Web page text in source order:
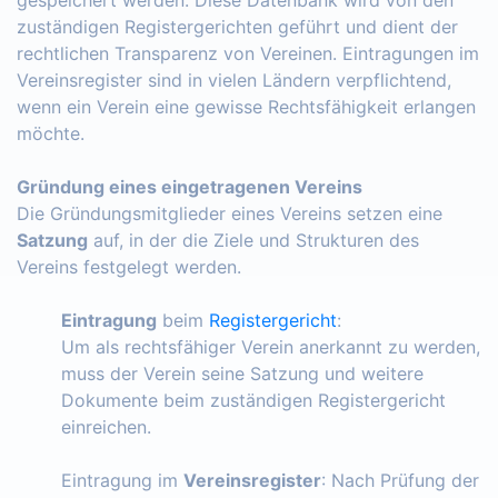
zuständigen Registergerichten geführt und dient der
rechtlichen Transparenz von Vereinen. Eintragungen im
Vereinsregister sind in vielen Ländern verpflichtend,
wenn ein Verein eine gewisse Rechtsfähigkeit erlangen
möchte.
Gründung eines eingetragenen Vereins
Die Gründungsmitglieder eines Vereins setzen eine
Satzung auf, in der die Ziele und Strukturen des
Vereins festgelegt werden.
Eintragung beim Registergericht:
Um als rechtsfähiger Verein anerkannt zu werden,
muss der Verein seine Satzung und weitere
Dokumente beim zuständigen Registergericht
einreichen.
Eintragung im Vereinsregister: Nach Prüfung der